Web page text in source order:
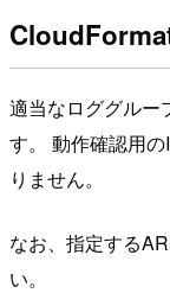
適当なロググルー
す。 動作確認用の
りません。
なお、指定する
い。